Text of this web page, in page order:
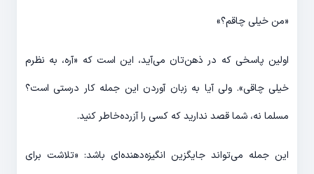
«من خیلی چاقم؟»
اولین پاسخی که در ذهن‌تان می‌آید، این است که «آره، به نظرم
خیلی چاقی». ولی آیا به زبان آوردن این جمله کار درستی است؟
مسلما نه، شما قصد ندارید که کسی را آزرده‌خاطر کنید.
این جمله می‌تواند جایگزین انگیزه‌دهنده‌ای باشد: «تلاشت برای